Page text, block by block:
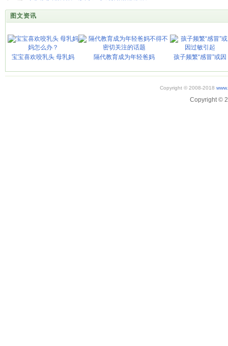
图文资讯
宝宝喜欢咬乳头 母乳妈 隔代教育成为年轻爸妈 孩子频繁“感冒”或因
Copyright © 2008-2018
Copyright ©